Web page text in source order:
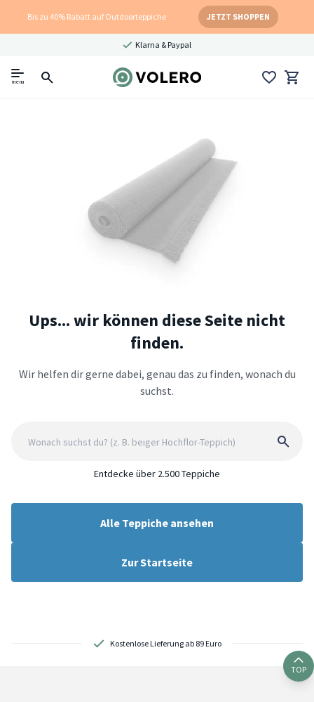
Bis zu 40% Rabatt auf Outdoorteppiche JETZT SHOPPEN
Klarna & Paypal
menu
Ups... wir können diese Seite nicht
finden.
Wir helfen dir gerne dabei, genau das zu finden, wonach du
suchst.
Entdecke über 2.500 Teppiche
Alle Teppiche ansehen
Zur Startseite
Kostenlose Lieferung ab 89 Euro
TOP